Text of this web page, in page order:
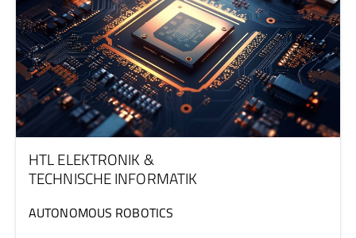
HTL ELEKTRONIK &
TECHNISCHE INFORMATIK
AUTONOMOUS ROBOTICS